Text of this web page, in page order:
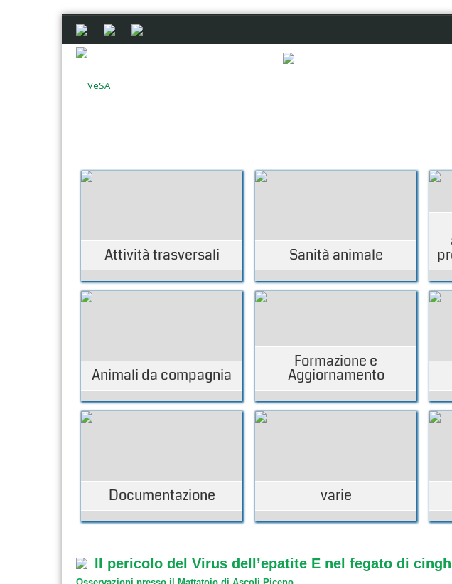
Attività trasversali Sanità animale
Animali da compagnia
Formazione e
Aggiornamento
Documentazione varie
Il pericolo del Virus dell’epatite E nel fegato di